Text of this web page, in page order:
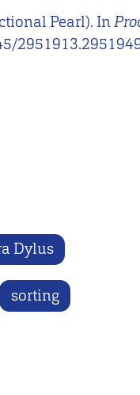
Pearl). In
Dylus
sorting